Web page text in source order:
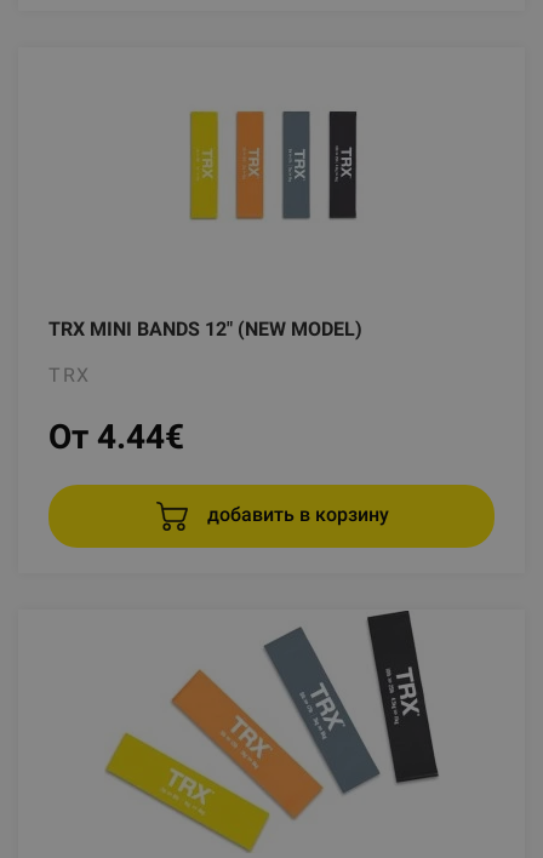
TRX MINI BANDS 12" (NEW MODEL)
TRX
От 4.44€
добавить в корзину